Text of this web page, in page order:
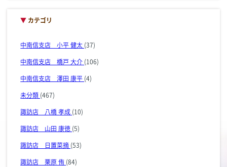
▼ カテゴリ
中南信支店 小平 健太 (37)
中南信支店 橋戸 大介 (106)
中南信支店 澤田 康平 (4)
未分類 (467)
諏訪店 八橋 孝成 (10)
諏訪店 山田 康徳 (5)
諏訪店 日置菜摘 (53)
諏訪店 栗原 侑 (84)